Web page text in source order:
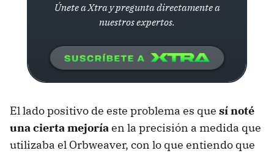
Únete a Xtra y pregunta directamente a
nuestros expertos.
El lado positivo de este problema es que sí noté
una cierta mejoríaen la precisión a medida que
utilizaba el Orbweaver, con lo que entiendo que